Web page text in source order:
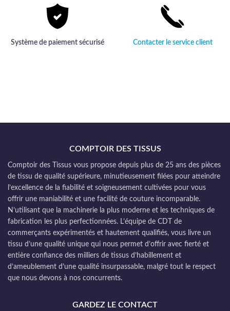
Système de paiement sécurisé Contacter le service client
COMPTOIR DES TISSUS
Comptoir des Tissus vous propose depuis plus de 25 ans des pièces
de tissu de qualité supérieure, minutieusement filées pour atteindre
l’excellence de la fiabilité et soigneusement cultivées pour vous
offrir une maniabilité et une facilité de couture incomparable.
N’utilisant que la machinerie la plus moderne et les techniques de
fabrication les plus perfectionnées. L’équipe de CDT de
commerçants expérimentés et hautement qualifiés, vous livre un
tissu d’une qualité unique qui nous permet d’offrir avec fierté et
entière confiance des milliers de tissus d’habillement et
d’ameublement d’une qualité insurpassable, malgré tout le respect
que nous devons à nos concurrents.
GARDEZ LE CONTACT